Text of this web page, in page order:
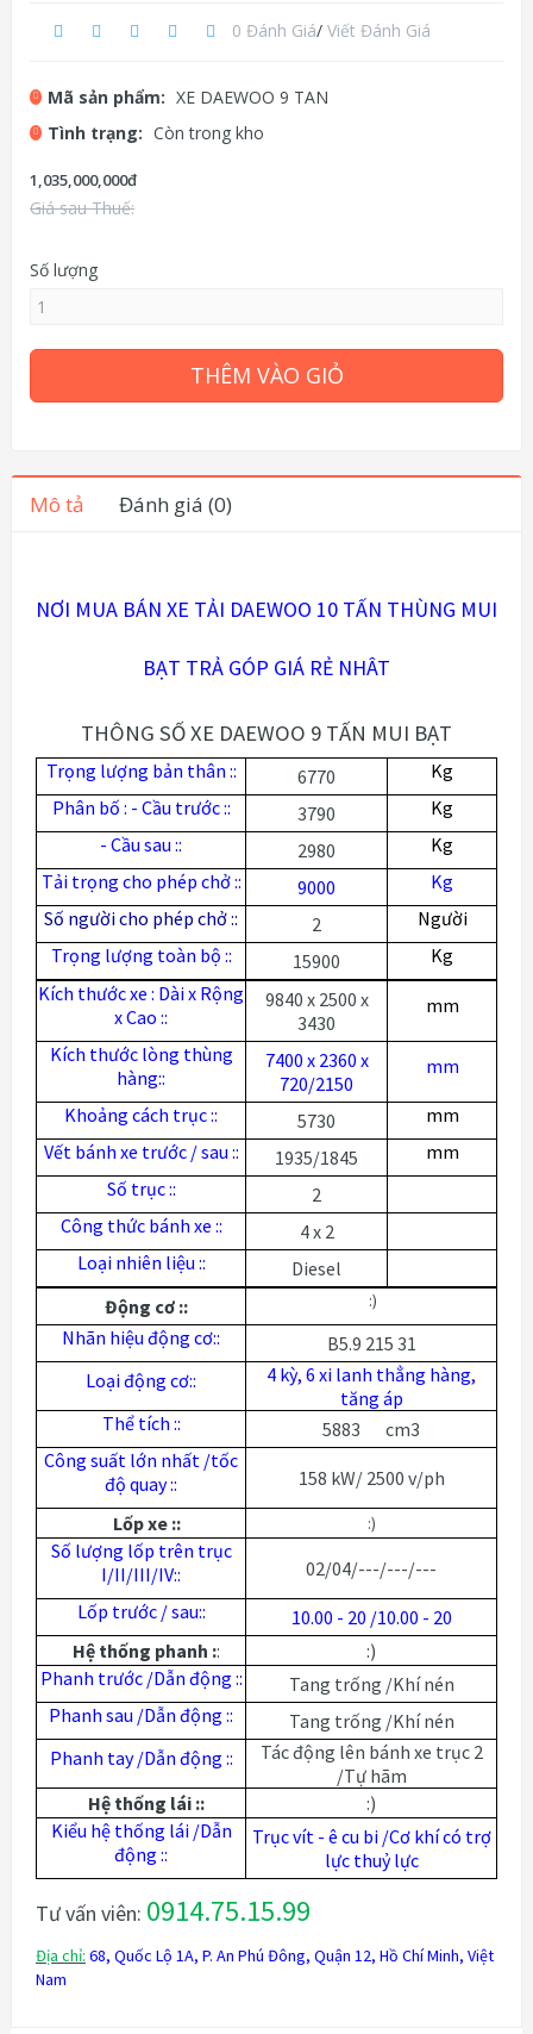
0 Đánh Giá/ Viết Đánh Giá
Mã sản phẩm: XE DAEWOO 9 TAN
Tình trạng: Còn trong kho
1,035,000,000đ
Giá sau Thuế:
Số lượng
THÊM VÀO GIỎ
Mô tả Đánh giá (0)
NƠI MUA BÁN XE TẢI DAEWOO 10 TẤN THÙNG MUI
BẠT TRẢ GÓP GIÁ RẺ NHÂT
THÔNG SỐ XE DAEWOO 9 TẤN MUI BẠT
Trọng lượng bản thân :: 6770
Kg
Phân bố : - Cầu trước ::
3790
Kg
- Cầu sau ::
2980
Kg
Tải trọng cho phép chở ::
9000
Kg
Số người cho phép chở ::
2
Người
Trọng lượng toàn bộ ::
15900
Kg
Kích thước xe : Dài x Rộng
x Cao ::
9840 x 2500 x
3430
mm
Kích thước lòng thùng
hàng::
7400 x 2360 x
720/2150
mm
Khoảng cách trục :: 5730
mm
Vết bánh xe trước / sau ::
1935/1845
mm
Số trục ::
2
Công thức bánh xe ::
4 x 2
Loại nhiên liệu ::
Diesel
Động cơ ::
:)
Nhãn hiệu động cơ::
B5.9 215 31
Loại động cơ::
4 kỳ, 6 xi lanh thẳng hàng,
tăng áp
Thể tích ::
5883 cm3
Công suất lớn nhất /tốc
độ quay ::
158 kW/ 2500 v/ph
Lốp xe ::
:)
Số lượng lốp trên trục
I/II/III/IV::
02/04/---/---/---
Lốp trước / sau::
10.00 - 20 /10.00 - 20
Hệ thống phanh ::
:)
Phanh trước /Dẫn động ::
Tang trống /Khí nén
Phanh sau /Dẫn động ::
Tang trống /Khí nén
Phanh tay /Dẫn động ::
Tác động lên bánh xe trục 2
/Tự hãm
Hệ thống lái ::
:)
Kiểu hệ thống lái /Dẫn
động ::
Trục vít - ê cu bi /Cơ khí có trợ
lực thuỷ lực
Tư vấn viên: 0914.75.15.99
Địa chỉ: 68, Quốc Lộ 1A, P. An Phú Đông, Quận 12, Hồ Chí Minh, Việt
Nam